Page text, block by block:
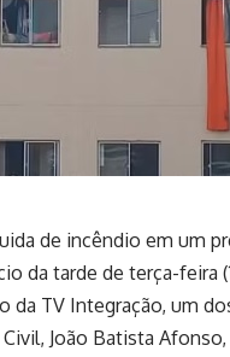
de incêndio em um
da tarde de terça-feira
da TV Integração, um
João Batista